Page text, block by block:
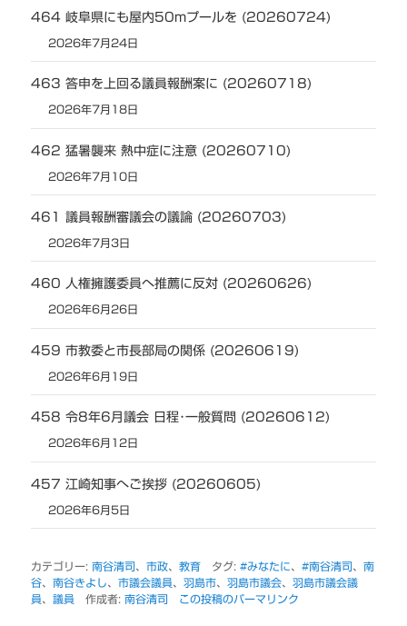
464 岐阜県にも屋内50mプールを (20260724)
2026年7月24日
463 答申を上回る議員報酬案に (20260718)
2026年7月18日
462 猛暑襲来 熱中症に注意 (20260710)
2026年7月10日
461 議員報酬審議会の議論 (20260703)
2026年7月3日
460 人権擁護委員へ推薦に反対 (20260626)
2026年6月26日
459 市教委と市長部局の関係 (20260619)
2026年6月19日
458 令8年6月議会 日程･一般質問 (20260612)
2026年6月12日
457 江崎知事へご挨拶 (20260605)
2026年6月5日
カテゴリー:南谷清司、市政、教育 タグ:#みなたに、#南谷清司、南
谷、南谷きよし、市議会議員、羽島市、羽島市議会、羽島市議会議
員、議員 作成者:南谷清司 この投稿のパーマリンク